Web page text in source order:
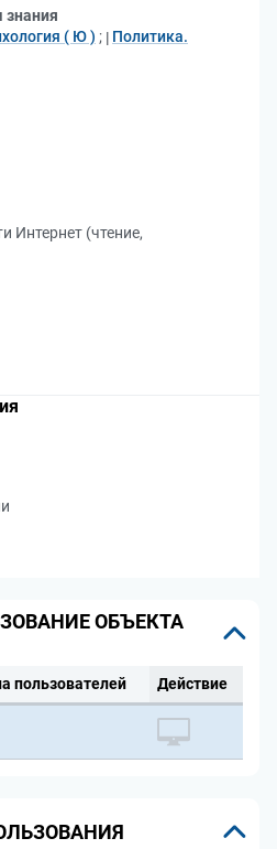
знания
( Ю ) ;
Политика.
Интернет (чтение,
ОБЪЕКТА
пользователей Действие